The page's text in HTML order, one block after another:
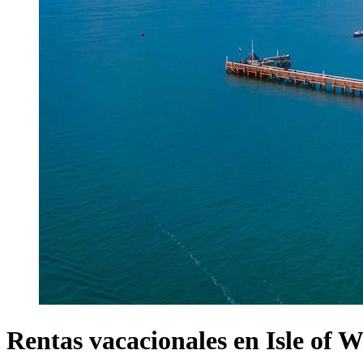
Rentas vacacionales en Isle of